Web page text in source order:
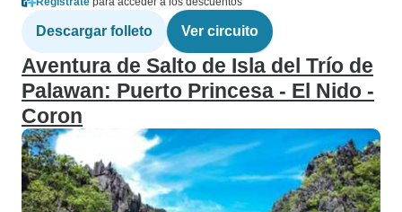
Descargar folleto Ver circuito
Aventura de Salto de Isla del Trío de
Palawan: Puerto Princesa - El Nido -
Coron